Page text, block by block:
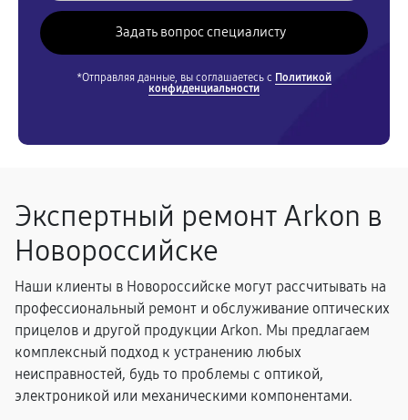
*Отправляя данные, вы соглашаетесь с Политикой
конфиденциальности
Экспертный ремонт Arkon в
Новороссийске
Наши клиенты в Новороссийске могут рассчитывать на
профессиональный ремонт и обслуживание оптических
прицелов и другой продукции Arkon. Мы предлагаем
комплексный подход к устранению любых
неисправностей, будь то проблемы с оптикой,
электроникой или механическими компонентами.